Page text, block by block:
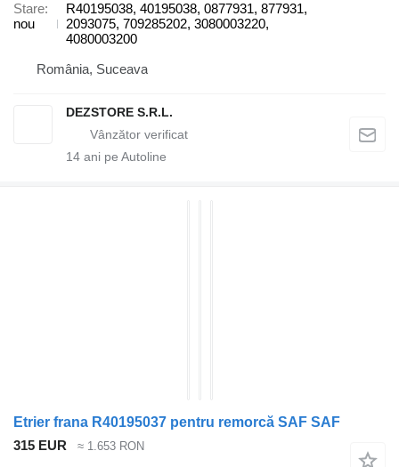
Stare
nou
R40195038, 40195038, 0877931, 877931,
2093075, 709285202, 3080003220,
4080003200
România, Suceava
DEZSTORE S.R.L.
14 ani pe Autoline
Etrier frana R40195037 pentru remorcă SAF SAF
315 EUR
≈ 1.653 RON